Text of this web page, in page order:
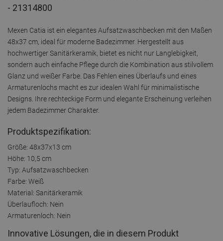
- 21314800
Mexen Catia ist ein elegantes Aufsatzwaschbecken mit den Maßen
48x37 cm, ideal für moderne Badezimmer. Hergestellt aus
hochwertiger Sanitärkeramik, bietet es nicht nur Langlebigkeit,
sondern auch einfache Pflege durch die Kombination aus stilvollem
Glanz und weißer Farbe. Das Fehlen eines Überlaufs und eines
Armaturenlochs macht es zur idealen Wahl für minimalistische
Designs. Ihre rechteckige Form und elegante Erscheinung verleihen
jedem Badezimmer Charakter.
Produktspezifikation:
Größe: 48x37x13 cm
Höhe: 10,5 cm
Typ: Aufsatzwaschbecken
Farbe: Weiß
Material: Sanitärkeramik
Überlaufloch: Nein
Armaturenloch: Nein
Innovative Lösungen, die in diesem Produkt